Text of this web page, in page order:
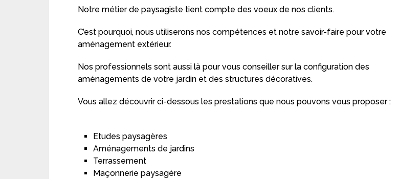
Notre métier de paysagiste tient compte des voeux de nos clients.
C’est pourquoi, nous utiliserons nos compétences et notre savoir-faire pour votre
aménagement extérieur.
Nos professionnels sont aussi là pour vous conseiller sur la configuration des
aménagements de votre jardin et des structures décoratives.
Vous allez découvrir ci-dessous les prestations que nous pouvons vous proposer :
Etudes paysagères
Aménagements de jardins
Terrassement
Maçonnerie paysagère